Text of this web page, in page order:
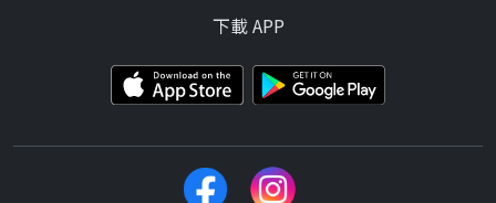
下載 APP